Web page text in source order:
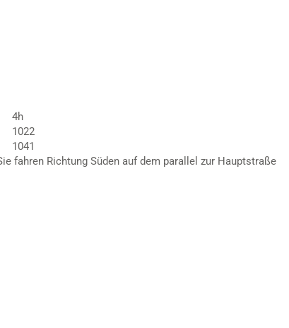
4h
1022
1041
fahren Richtung Süden auf dem parallel zur Hauptstraße